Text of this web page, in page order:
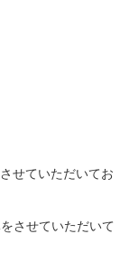
せていただいてお
させていただいて